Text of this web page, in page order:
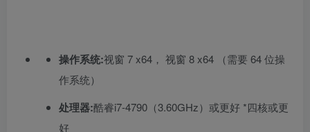
操作系统:视窗 7 x64， 视窗 8 x64 （需要 64 位操
作系统）
处理器:酷睿i7-4790（3.60GHz）或更好 *四核或更
好